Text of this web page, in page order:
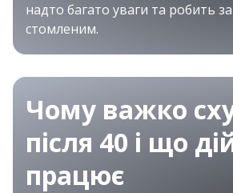
надто багато уваги та робить
стомленим.
Чому важко
після 40 і що
працює